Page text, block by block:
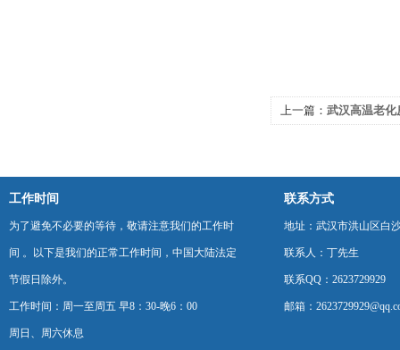
上一篇： 武汉高温老化
工作时间
为了避免不必要的等待，敬请注意我们的工作时
间 。以下是我们的正常工作时间，中国大陆法定
节假日除外。
工作时间：周一至周五 早8：30-晚6：00
周日、周六休息
联系方式
地址：武汉市洪山区白
联系人：丁先生
联系QQ：2623729929
邮箱：